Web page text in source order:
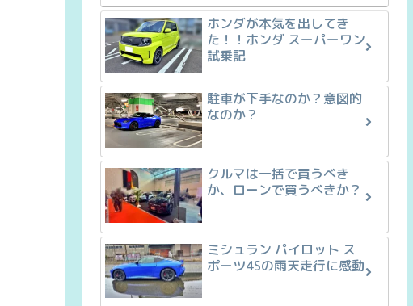
ホンダが本気を出してき
た！！ホンダ スーパーワン
試乗記
駐車が下手なのか？意図的
なのか？
クルマは一括で買うべき
か、ローンで買うべきか？
ミシュラン パイロット ス
ポーツ4Sの雨天走行に感動